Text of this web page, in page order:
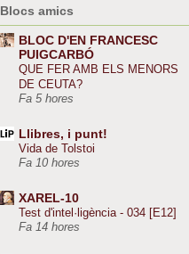
Blocs amics
BLOC D'EN FRANCESC
PUIGCARBÓ
QUE FER AMB ELS MENORS
DE CEUTA?
Fa 5 hores
Llibres, i punt!
Vida de Tolstoi
Fa 10 hores
XAREL-10
Test d'intel·ligència - 034 [E12]
Fa 14 hores